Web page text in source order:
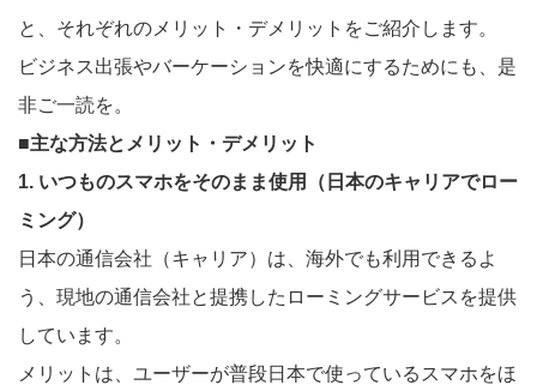
と、それぞれのメリット・デメリットをご紹介します。
ビジネス出張やバーケーションを快適にするためにも、是
非ご一読を。
■主な方法とメリット・デメリット
1. いつものスマホをそのまま使用（日本のキャリアでロー
ミング）
日本の通信会社（キャリア）は、海外でも利用できるよ
う、現地の通信会社と提携したローミングサービスを提供
しています。
メリットは、ユーザーが普段日本で使っているスマホをほ